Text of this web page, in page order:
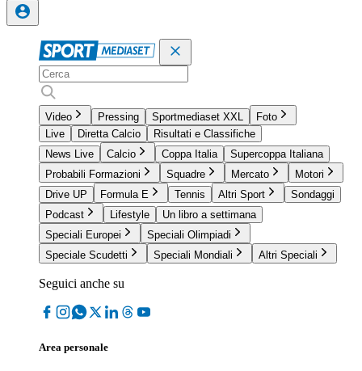
Video Pressing Sportmediaset XXL
Foto
Live
Diretta Calcio
Risultati e Classifiche
News Live
Calcio Coppa Italia
Supercoppa Italiana
Probabili Formazioni
Squadre Mercato
Motori
Drive UP
Formula E Tennis Altri Sport
Sondaggi
Podcast
Lifestyle
Un libro a settimana
Speciali Europei
Speciali Olimpiadi
Speciale Scudetti
Speciali Mondiali Altri Speciali
Seguici anche su
Area personale